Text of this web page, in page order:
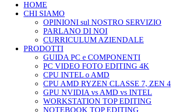
HOME
CHI SIAMO
OPINIONI sul NOSTRO SERVIZIO
PARLANO DI NOI
CURRICULUM AZIENDALE
PRODOTTI
GUIDA PC e COMPONENTI
PC VIDEO FOTO EDITING 4K
CPU INTEL o AMD
CPU AMD RYZEN CLASSE 7, ZEN 4
GPU NVIDIA vs AMD vs INTEL
WORKSTATION TOP EDITING
NOTEBOOK TOP EDITING